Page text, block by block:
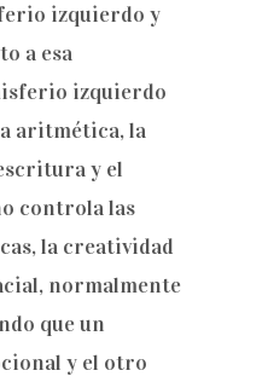
izquierdo y
a esa
izquierdo
aritmética, la
y el
controla las
la creatividad
normalmente
que un
y el otro